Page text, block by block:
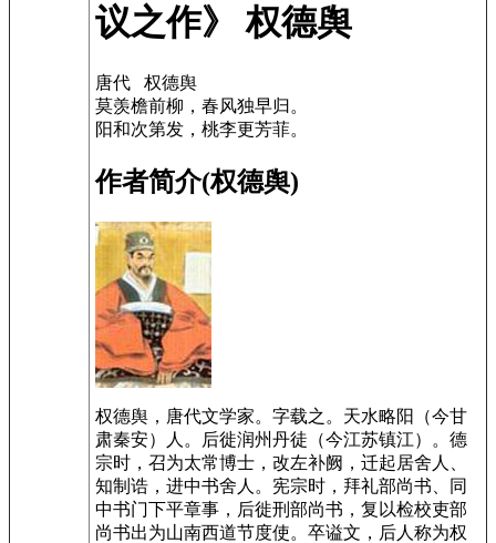
议之作》 权德舆
唐代 权德舆
莫羡檐前柳，春风独早归。
阳和次第发，桃李更芳菲。
作者简介(权德舆)
权德舆，唐代文学家。字载之。天水略阳（今甘
肃秦安）人。后徙润州丹徒（今江苏镇江）。德
宗时，召为太常博士，改左补阙，迁起居舍人、
知制诰，进中书舍人。宪宗时，拜礼部尚书、同
中书门下平章事，后徙刑部尚书，复以检校吏部
尚书出为山南西道节度使。卒谥文，后人称为权